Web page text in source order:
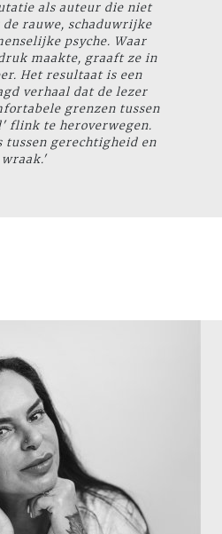
als auteur die niet
rauwe, schaduwrijke
psyche. Waar
maakte, graaft ze in
Het resultaat is een
verhaal dat de lezer
grenzen tussen
flink te heroverwegen.
tussen gerechtigheid en
wraak.'